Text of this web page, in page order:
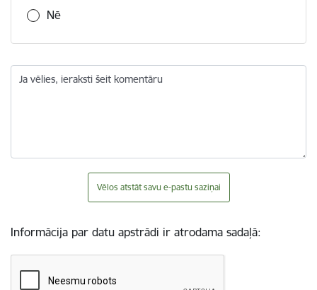
Nē
Ja vēlies, ieraksti šeit komentāru
Vēlos atstāt savu e-pastu saziņai
Informācija par datu apstrādi ir atrodama sadaļā: